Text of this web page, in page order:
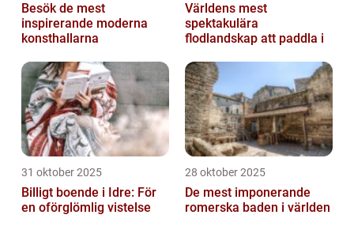
Besök de mest
inspirerande moderna
konsthallarna
Världens mest
spektakulära
flodlandskap att paddla i
31 oktober 2025
Billigt boende i Idre: För
en oförglömlig vistelse
28 oktober 2025
De mest imponerande
romerska baden i världen